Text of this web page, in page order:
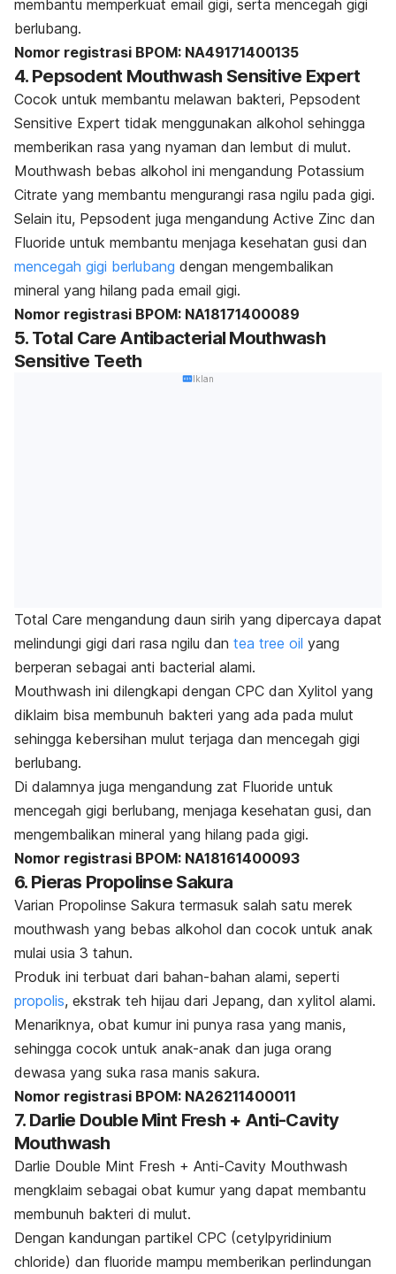
membantu memperkuat email gigi, serta mencegah gigi
berlubang.
Nomor registrasi BPOM: NA49171400135
4. Pepsodent Mouthwash Sensitive Expert
Cocok untuk membantu melawan bakteri, Pepsodent
Sensitive Expert tidak menggunakan alkohol sehingga
memberikan rasa yang nyaman dan lembut di mulut.
Mouthwash bebas alkohol ini mengandung Potassium
Citrate yang membantu mengurangi rasa ngilu pada gigi.
Selain itu, Pepsodent juga mengandung Active Zinc dan
Fluoride untuk membantu menjaga kesehatan gusi dan
mencegah gigi berlubang dengan mengembalikan
mineral yang hilang pada email gigi.
Nomor registrasi BPOM: NA18171400089
5. Total Care Antibacterial Mouthwash
Sensitive Teeth
Iklan
Total Care mengandung daun sirih yang dipercaya dapat
melindungi gigi dari rasa ngilu dan tea tree oil yang
berperan sebagai anti bacterial alami.
Mouthwash ini dilengkapi dengan CPC dan Xylitol yang
diklaim bisa membunuh bakteri yang ada pada mulut
sehingga kebersihan mulut terjaga dan mencegah gigi
berlubang.
Di dalamnya juga mengandung zat Fluoride untuk
mencegah gigi berlubang, menjaga kesehatan gusi, dan
mengembalikan mineral yang hilang pada gigi.
Nomor registrasi BPOM: NA18161400093
6. Pieras Propolinse Sakura
Varian Propolinse Sakura termasuk salah satu merek
mouthwash yang bebas alkohol dan cocok untuk anak
mulai usia 3 tahun.
Produk ini terbuat dari bahan-bahan alami, seperti
propolis, ekstrak teh hijau dari Jepang, dan xylitol alami.
Menariknya, obat kumur ini punya rasa yang manis,
sehingga cocok untuk anak-anak dan juga orang
dewasa yang suka rasa manis sakura.
Nomor registrasi BPOM: NA26211400011
7. Darlie Double Mint Fresh + Anti-Cavity
Mouthwash
Darlie Double Mint Fresh + Anti-Cavity Mouthwash
mengklaim sebagai obat kumur yang dapat membantu
membunuh bakteri di mulut.
Dengan kandungan partikel CPC (cetylpyridinium
chloride) dan fluoride mampu memberikan perlindungan